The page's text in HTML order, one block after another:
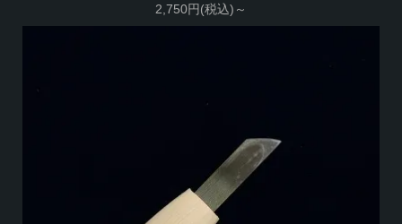
2,750円(税込)～